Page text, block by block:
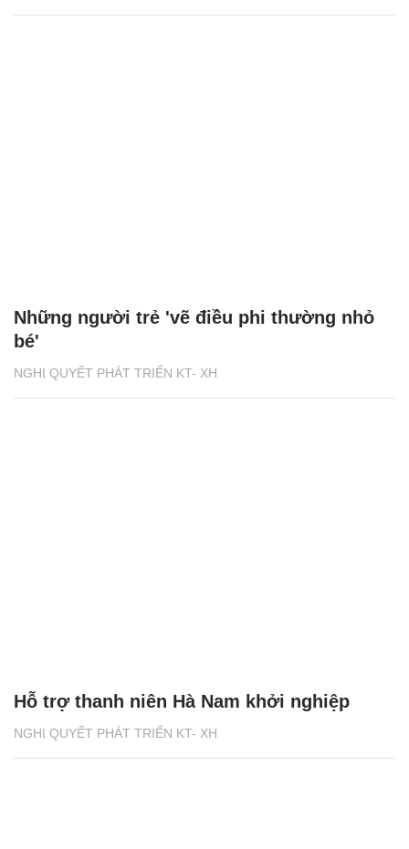
NGHỊ QUYẾT PHÁT TRIỂN KT- XH
Những người trẻ 'vẽ điều phi thường nhỏ
bé'
NGHỊ QUYẾT PHÁT TRIỂN KT- XH
Hỗ trợ thanh niên Hà Nam khởi nghiệp